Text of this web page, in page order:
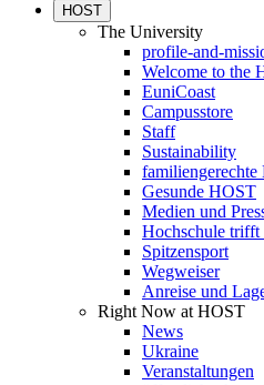
HOST
The University
profile-and-
Welcome to the
EuniCoast
Campusstore
Staff
Sustainability
familiengerechte
Gesunde HOST
Medien und
Hochschule trifft
Spitzensport
Wegweiser
Anreise und
Right Now at HOST
News
Ukraine
Veranstaltungen